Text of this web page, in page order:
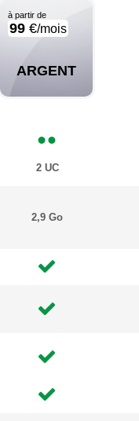
à partir de
99€/mois
ARGENT
2 UC
2,9 Go